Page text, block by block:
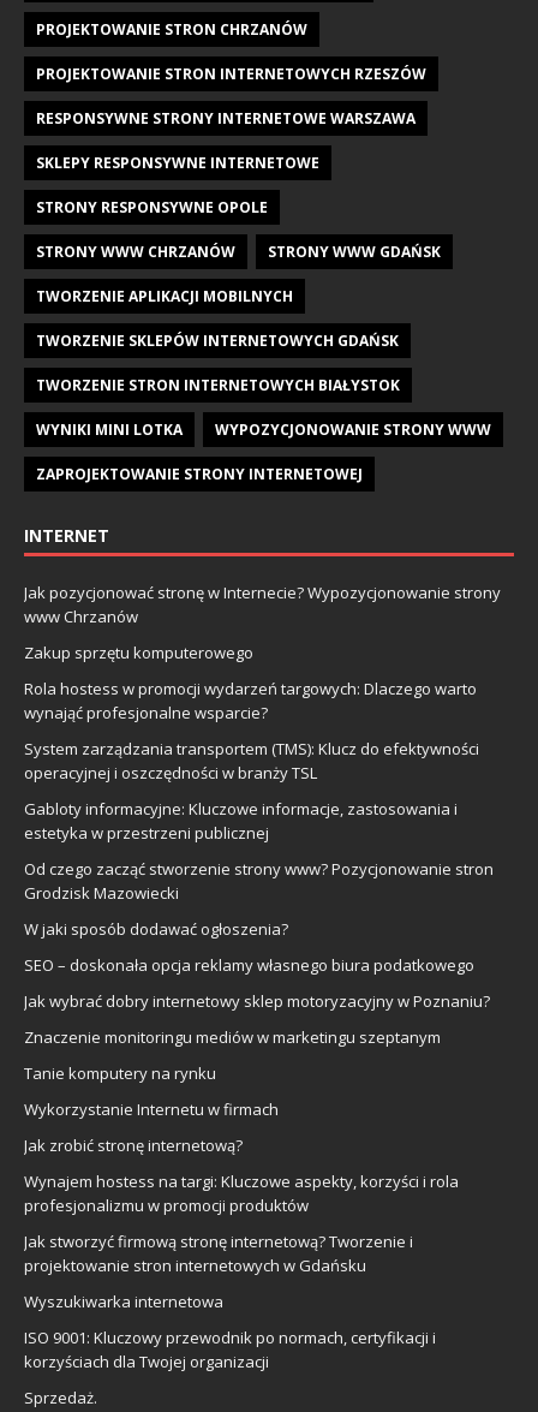
PROJEKTOWANIE STRON CHRZANÓW
PROJEKTOWANIE STRON INTERNETOWYCH RZESZÓW
RESPONSYWNE STRONY INTERNETOWE WARSZAWA
SKLEPY RESPONSYWNE INTERNETOWE
STRONY RESPONSYWNE OPOLE
STRONY WWW CHRZANÓW STRONY WWW GDAŃSK
TWORZENIE APLIKACJI MOBILNYCH
TWORZENIE SKLEPÓW INTERNETOWYCH GDAŃSK
TWORZENIE STRON INTERNETOWYCH BIAŁYSTOK
WYNIKI MINI LOTKA WYPOZYCJONOWANIE STRONY WWW
ZAPROJEKTOWANIE STRONY INTERNETOWEJ
INTERNET
Jak pozycjonować stronę w Internecie? Wypozycjonowanie strony
www Chrzanów
Zakup sprzętu komputerowego
Rola hostess w promocji wydarzeń targowych: Dlaczego warto
wynająć profesjonalne wsparcie?
System zarządzania transportem (TMS): Klucz do efektywności
operacyjnej i oszczędności w branży TSL
Gabloty informacyjne: Kluczowe informacje, zastosowania i
estetyka w przestrzeni publicznej
Od czego zacząć stworzenie strony www? Pozycjonowanie stron
Grodzisk Mazowiecki
W jaki sposób dodawać ogłoszenia?
SEO – doskonała opcja reklamy własnego biura podatkowego
Jak wybrać dobry internetowy sklep motoryzacyjny w Poznaniu?
Znaczenie monitoringu mediów w marketingu szeptanym
Tanie komputery na rynku
Wykorzystanie Internetu w firmach
Jak zrobić stronę internetową?
Wynajem hostess na targi: Kluczowe aspekty, korzyści i rola
profesjonalizmu w promocji produktów
Jak stworzyć firmową stronę internetową? Tworzenie i
projektowanie stron internetowych w Gdańsku
Wyszukiwarka internetowa
ISO 9001: Kluczowy przewodnik po normach, certyfikacji i
korzyściach dla Twojej organizacji
Sprzedaż.